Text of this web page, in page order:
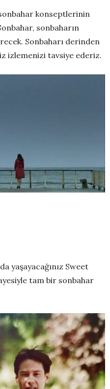
konseptlerinin
sonbaharın
Sonbaharı derinden
izlemenizi tavsiye ederiz.
yaşayacağınız Sweet
tam bir sonbahar